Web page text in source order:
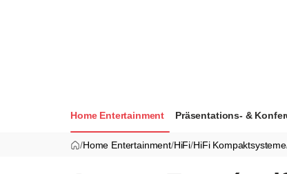
Home Entertainment Präsentations- &
/Home Entertainment/HiFi/HiFi Kompaktsysteme